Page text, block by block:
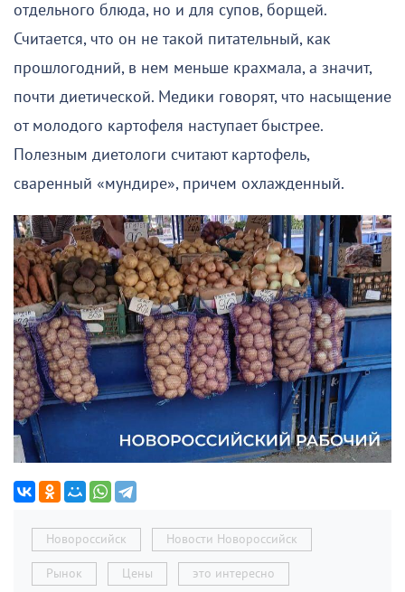
отдельного блюда, но и для супов, борщей.
Считается, что он не такой питательный, как
прошлогодний, в нем меньше крахмала, а значит,
почти диетической. Медики говорят, что насыщение
от молодого картофеля наступает быстрее.
Полезным диетологи считают картофель,
сваренный «мундире», причем охлажденный.
Новороссийск Новости Новороссийск
Рынок Цены это интересно